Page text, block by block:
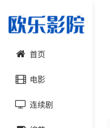
首页
电影
动作片连续剧